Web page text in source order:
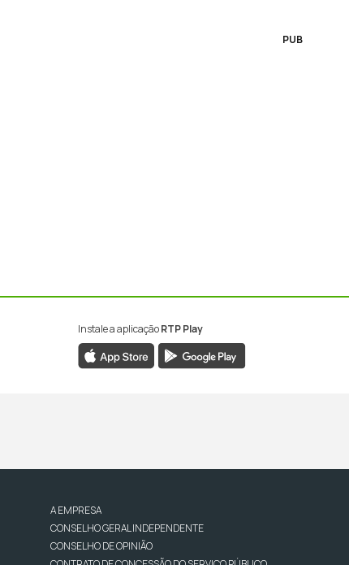
PUB
Instale a aplicaçãoRTP Play
A EMPRESA
CONSELHO GERAL INDEPENDENTE
CONSELHO DE OPINIÃO